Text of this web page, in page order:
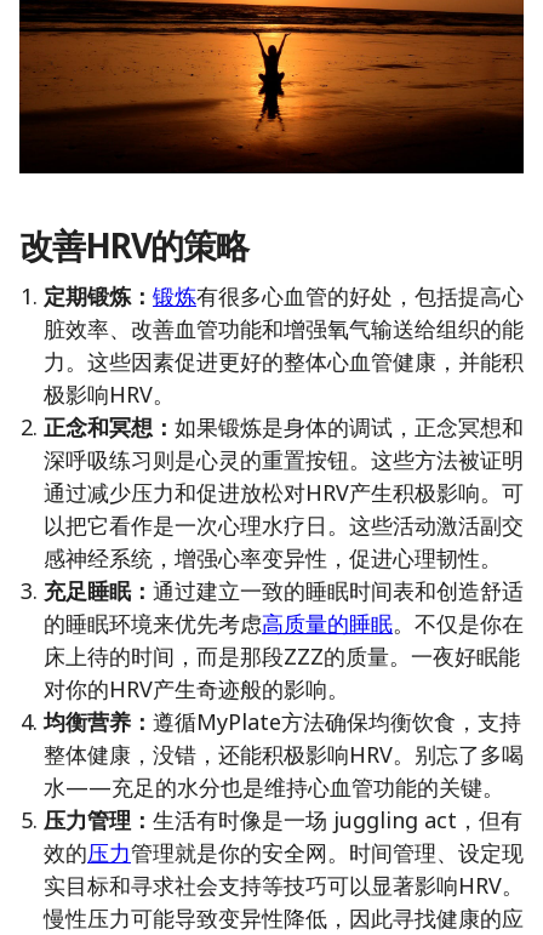
改善HRV的策略
定期锻炼： 锻炼有很多心血管的好处，包括提高心
脏效率、改善血管功能和增强氧气输送给组织的能
力。这些因素促进更好的整体心血管健康，并能积
极影响HRV。
正念和冥想： 如果锻炼是身体的调试，正念冥想和
深呼吸练习则是心灵的重置按钮。这些方法被证明
通过减少压力和促进放松对HRV产生积极影响。可
以把它看作是一次心理水疗日。这些活动激活副交
感神经系统，增强心率变异性，促进心理韧性。
充足睡眠： 通过建立一致的睡眠时间表和创造舒适
的睡眠环境来优先考虑高质量的睡眠。不仅是你在
床上待的时间，而是那段ZZZ的质量。一夜好眠能
对你的HRV产生奇迹般的影响。
均衡营养： 遵循MyPlate方法确保均衡饮食，支持
整体健康，没错，还能积极影响HRV。别忘了多喝
水——充足的水分也是维持心血管功能的关键。
压力管理： 生活有时像是一场 juggling act，但有
效的压力管理就是你的安全网。时间管理、设定现
实目标和寻求社会支持等技巧可以显著影响HRV。
慢性压力可能导致变异性降低，因此寻找健康的应